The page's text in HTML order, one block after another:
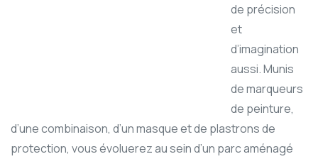
de précision
et
d’imagination
aussi. Munis
de marqueurs
de peinture,
d’une combinaison, d’un masque et de plastrons de
protection, vous évoluerez au sein d’un parc aménagé